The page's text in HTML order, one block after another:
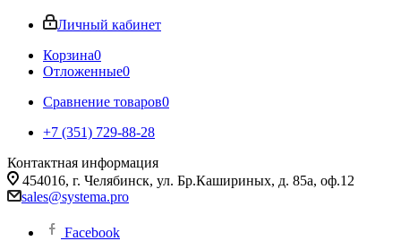
Личный кабинет
Корзина0
Отложенные0
Сравнение товаров0
+7 (351) 729-88-28
Контактная информация
454016, г. Челябинск, ул. Бр.Кашириных, д. 85а, оф.12
sales@systema.pro
Facebook